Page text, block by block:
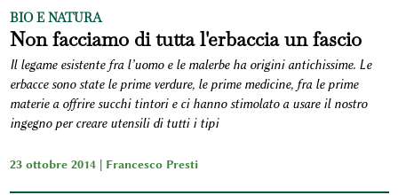
BIO E NATURA
Non facciamo di tutta l'erbaccia un fascio
Il legame esistente fra l’uomo e le malerbe ha origini antichissime. Le
erbacce sono state le prime verdure, le prime medicine, fra le prime
materie a offrire succhi tintori e ci hanno stimolato a usare il nostro
ingegno per creare utensili di tutti i tipi
23 ottobre 2014 | Francesco Presti